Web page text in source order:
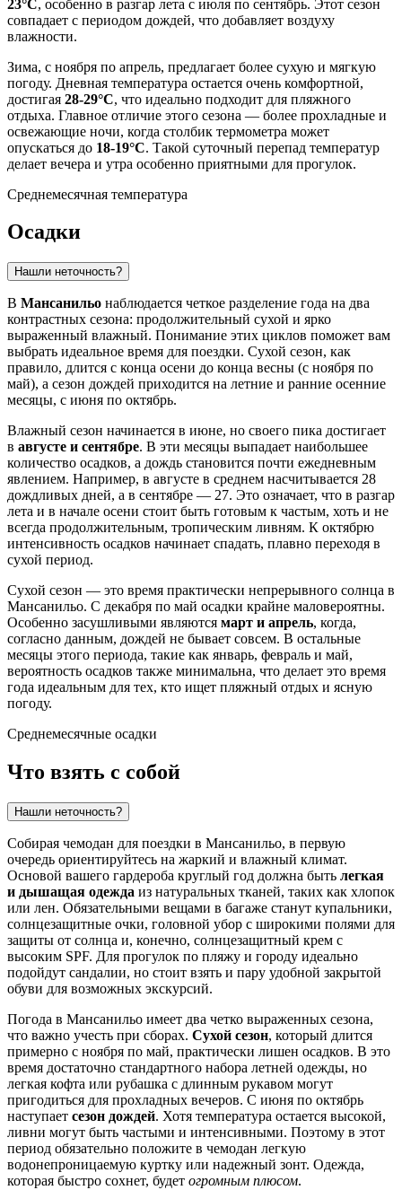
23°C, особенно в разгар лета с июля по сентябрь. Этот сезон
совпадает с периодом дождей, что добавляет воздуху
влажности.
Зима, с ноября по апрель, предлагает более сухую и мягкую
погоду. Дневная температура остается очень комфортной,
достигая 28-29°C, что идеально подходит для пляжного
отдыха. Главное отличие этого сезона — более прохладные и
освежающие ночи, когда столбик термометра может
опускаться до 18-19°C. Такой суточный перепад температур
делает вечера и утра особенно приятными для прогулок.
Среднемесячная температура
Осадки
Нашли неточность?
В Мансанильо наблюдается четкое разделение года на два
контрастных сезона: продолжительный сухой и ярко
выраженный влажный. Понимание этих циклов поможет вам
выбрать идеальное время для поездки. Сухой сезон, как
правило, длится с конца осени до конца весны (с ноября по
май), а сезон дождей приходится на летние и ранние осенние
месяцы, с июня по октябрь.
Влажный сезон начинается в июне, но своего пика достигает
в августе и сентябре. В эти месяцы выпадает наибольшее
количество осадков, а дождь становится почти ежедневным
явлением. Например, в августе в среднем насчитывается 28
дождливых дней, а в сентябре — 27. Это означает, что в разгар
лета и в начале осени стоит быть готовым к частым, хоть и не
всегда продолжительным, тропическим ливням. К октябрю
интенсивность осадков начинает спадать, плавно переходя в
сухой период.
Сухой сезон — это время практически непрерывного солнца в
Мансанильо. С декабря по май осадки крайне маловероятны.
Особенно засушливыми являются март и апрель, когда,
согласно данным, дождей не бывает совсем. В остальные
месяцы этого периода, такие как январь, февраль и май,
вероятность осадков также минимальна, что делает это время
года идеальным для тех, кто ищет пляжный отдых и ясную
погоду.
Среднемесячные осадки
Что взять с собой
Нашли неточность?
Собирая чемодан для поездки в Мансанильо, в первую
очередь ориентируйтесь на жаркий и влажный климат.
Основой вашего гардероба круглый год должна быть легкая
и дышащая одежда из натуральных тканей, таких как хлопок
или лен. Обязательными вещами в багаже станут купальники,
солнцезащитные очки, головной убор с широкими полями для
защиты от солнца и, конечно, солнцезащитный крем с
высоким SPF. Для прогулок по пляжу и городу идеально
подойдут сандалии, но стоит взять и пару удобной закрытой
обуви для возможных экскурсий.
Погода в Мансанильо имеет два четко выраженных сезона,
что важно учесть при сборах. Сухой сезон, который длится
примерно с ноября по май, практически лишен осадков. В это
время достаточно стандартного набора летней одежды, но
легкая кофта или рубашка с длинным рукавом могут
пригодиться для прохладных вечеров. С июня по октябрь
наступает сезон дождей. Хотя температура остается высокой,
ливни могут быть частыми и интенсивными. Поэтому в этот
период обязательно положите в чемодан легкую
водонепроницаемую куртку или надежный зонт. Одежда,
которая быстро сохнет, будет огромным плюсом.